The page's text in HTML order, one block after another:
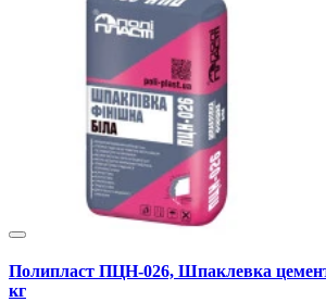
Полипласт ПЦН-026, Шпаклевка
кг